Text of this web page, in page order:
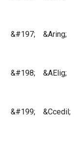
&#197; &Aring;
&#198; &AElig;
&#199; &Ccedil;